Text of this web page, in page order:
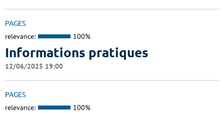
PAGES
relevance: 100%
Informations pratiques
12/06/2025 19:00
PAGES
relevance: 100%